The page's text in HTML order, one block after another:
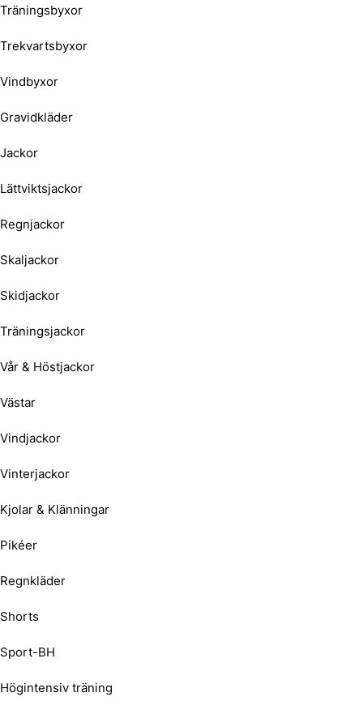
Träningsbyxor
Trekvartsbyxor
Vindbyxor
Gravidkläder
Jackor
Lättviktsjackor
Regnjackor
Skaljackor
Skidjackor
Träningsjackor
Vår & Höstjackor
Västar
Vindjackor
Vinterjackor
Kjolar & Klänningar
Pikéer
Regnkläder
Shorts
Sport-BH
Högintensiv träning